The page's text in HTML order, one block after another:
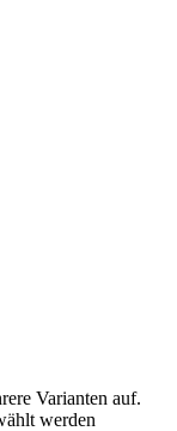
Varianten auf.
werden